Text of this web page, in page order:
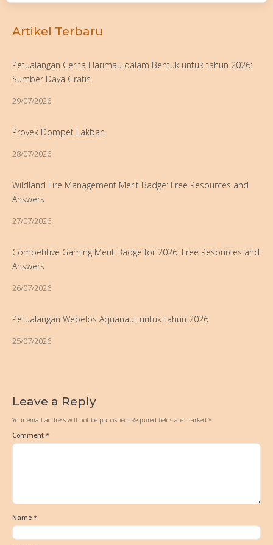
Artikel Terbaru
Petualangan Cerita Harimau dalam Bentuk untuk tahun 2026:
Sumber Daya Gratis
29/07/2026
Proyek Dompet Lakban
28/07/2026
Wildland Fire Management Merit Badge: Free Resources and
Answers
27/07/2026
Competitive Gaming Merit Badge for 2026: Free Resources and
Answers
26/07/2026
Petualangan Webelos Aquanaut untuk tahun 2026
25/07/2026
Leave a Reply
Your email address will not be published. Required fields are marked *
Comment *
Name *